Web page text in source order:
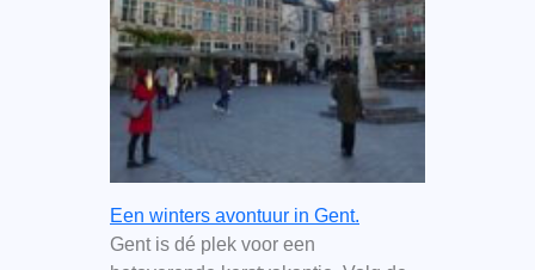
Een winters avontuur in Gent.
Gent is dé plek voor een